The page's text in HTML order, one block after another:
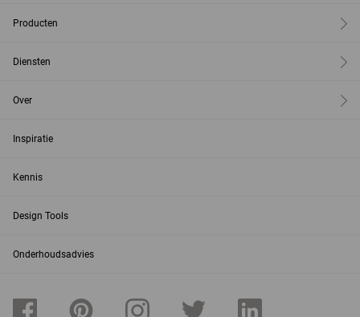
Producten
Diensten
Over
Inspiratie
Kennis
Design Tools
Onderhoudsadvies